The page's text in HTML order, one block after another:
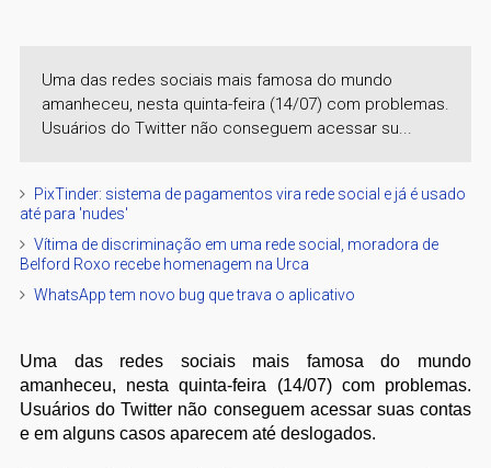
Uma das redes sociais mais famosa do mundo
amanheceu, nesta quinta-feira (14/07) com problemas.
Usuários do Twitter não conseguem acessar su...
PixTinder: sistema de pagamentos vira rede social e já é usado
até para 'nudes'
Vítima de discriminação em uma rede social, moradora de
Belford Roxo recebe homenagem na Urca
WhatsApp tem novo bug que trava o aplicativo
Uma das redes sociais mais famosa do mundo
amanheceu, nesta quinta-feira (14/07) com problemas.
Usuários do Twitter não conseguem acessar suas contas
e em alguns casos aparecem até deslogados.